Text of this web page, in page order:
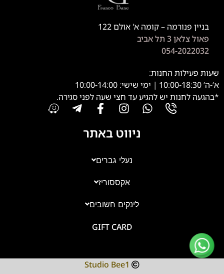
בניין פנורמה – קומה א' אולם 122
פאול צלאן 3 תל אביב
054-2022032
שעות פעילות החנות:
א’-ה’ 10:00-18:30 | ימי שישי: 10:00-14:00
*בהגעה לחנות יש להגיע עד חצי שעה לפני סגירה.
ניווט באתר
נעלי גברים
אקססוריז
לינקים חשובים
GIFT CARD
Studio Bee1